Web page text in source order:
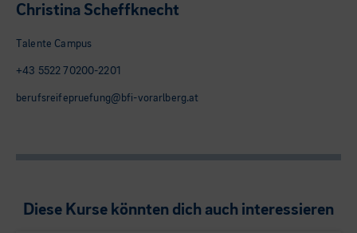
Christina Scheffknecht
Talente Campus
+43 5522 70200-2201
berufsreifepruefung@bfi-vorarlberg.at
Diese Kurse könnten dich auch interessieren